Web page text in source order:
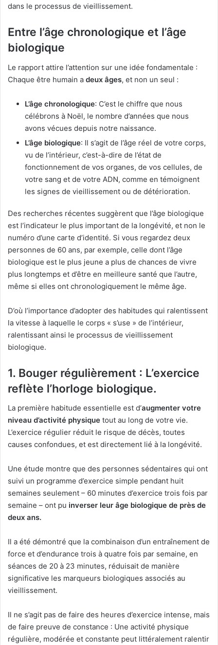
dans le processus de vieillissement.
Entre l’âge chronologique et l’âge
biologique
Le rapport attire l’attention sur une idée fondamentale :
Chaque être humain a deux âges, et non un seul :
L’âge chronologique: C’est le chiffre que nous
célébrons à Noël, le nombre d’années que nous
avons vécues depuis notre naissance.
L’âge biologique: Il s’agit de l’âge réel de votre corps,
vu de l’intérieur, c’est-à-dire de l’état de
fonctionnement de vos organes, de vos cellules, de
votre sang et de votre ADN, comme en témoignent
les signes de vieillissement ou de détérioration.
Des recherches récentes suggèrent que l’âge biologique
est l’indicateur le plus important de la longévité, et non le
numéro d’une carte d’identité. Si vous regardez deux
personnes de 60 ans, par exemple, celle dont l’âge
biologique est le plus jeune a plus de chances de vivre
plus longtemps et d’être en meilleure santé que l’autre,
même si elles ont chronologiquement le même âge.
D’où l’importance d’adopter des habitudes qui ralentissent
la vitesse à laquelle le corps « s’use » de l’intérieur,
ralentissant ainsi le processus de vieillissement
biologique.
1. Bouger régulièrement : L’exercice
reflète l’horloge biologique.
La première habitude essentielle est d’augmenter votre
niveau d’activité physique tout au long de votre vie.
L’exercice régulier réduit le risque de décès, toutes
causes confondues, et est directement lié à la longévité.
Une étude montre que des personnes sédentaires qui ont
suivi un programme d’exercice simple pendant huit
semaines seulement – 60 minutes d’exercice trois fois par
semaine – ont pu inverser leur âge biologique de près de
deux ans.
Il a été démontré que la combinaison d’un entraînement de
force et d’endurance trois à quatre fois par semaine, en
séances de 20 à 23 minutes, réduisait de manière
significative les marqueurs biologiques associés au
vieillissement.
Il ne s’agit pas de faire des heures d’exercice intense, mais
de faire preuve de constance : Une activité physique
régulière, modérée et constante peut littéralement ralentir